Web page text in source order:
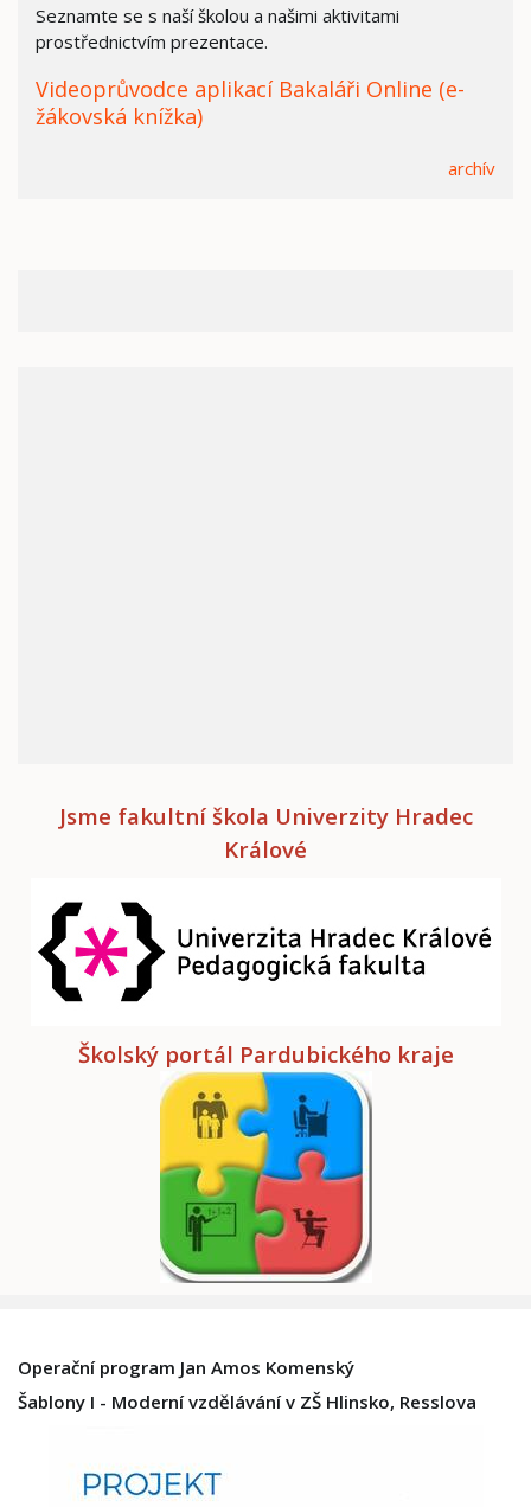
Seznamte se s naší školou a našimi aktivitami
prostřednictvím prezentace.
Videoprůvodce aplikací Bakaláři Online (e-
žákovská knížka)
archív
Jsme fakultní škola Univerzity Hradec
Králové
Školský portál Pardubického kraje
Operační program Jan Amos Komenský
Šablony I - Moderní vzdělávání v ZŠ Hlinsko, Resslova